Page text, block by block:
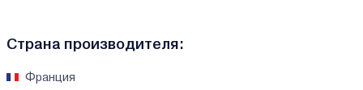
Страна производителя:
Франция